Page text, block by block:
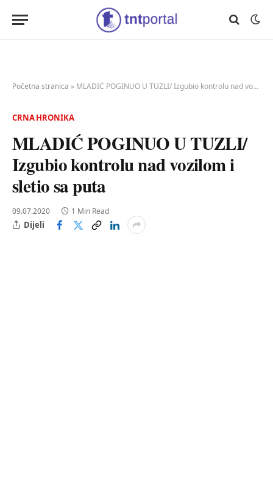
Početna stranica » MLADIĆ POGINUO U TUZLI/ Izgubio kontrolu nad vozilom i sletio sa puta
CRNA HRONIKA
MLADIĆ POGINUO U TUZLI/
Izgubio kontrolu nad vozilom i
sletio sa puta
09.07.2020 1 Min Read
Dijeli